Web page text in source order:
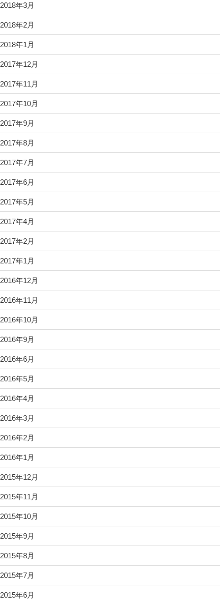
2018年3月
2018年2月
2018年1月
2017年12月
2017年11月
2017年10月
2017年9月
2017年8月
2017年7月
2017年6月
2017年5月
2017年4月
2017年2月
2017年1月
2016年12月
2016年11月
2016年10月
2016年9月
2016年6月
2016年5月
2016年4月
2016年3月
2016年2月
2016年1月
2015年12月
2015年11月
2015年10月
2015年9月
2015年8月
2015年7月
2015年6月